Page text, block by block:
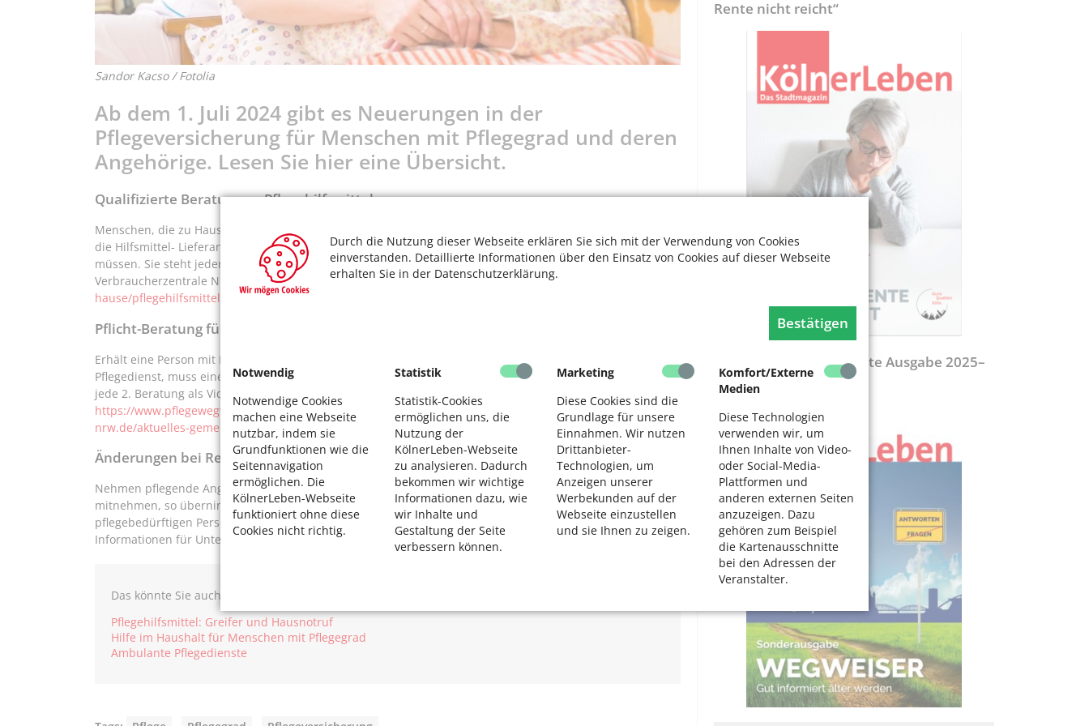
Durch die Nutzung dieser Webseite erklären Sie sich mit der Verwendung von Cookies
einverstanden. Detaillierte Informationen über den Einsatz von Cookies auf dieser Webseite
erhalten Sie in der Datenschutzerklärung.
Bestätigen
Notwendig
Notwendige Cookies
machen eine Webseite
nutzbar, indem sie
Grundfunktionen wie die
Seitennavigation
ermöglichen. Die
KölnerLeben-Webseite
funktioniert ohne diese
Cookies nicht richtig.
Statistik
Statistik-Cookies
ermöglichen uns, die
Nutzung der
KölnerLeben-Webseite
zu analysieren. Dadurch
bekommen wir wichtige
Informationen dazu, wie
wir Inhalte und
Gestaltung der Seite
verbessern können.
Marketing
Diese Cookies sind die
Grundlage für unsere
Einnahmen. Wir nutzen
Drittanbieter-
Technologien, um
Anzeigen unserer
Werbekunden auf der
Webseite einzustellen
und sie Ihnen zu zeigen.
Komfort/Externe
Medien
Diese Technologien
verwenden wir, um
Ihnen Inhalte von Video-
oder Social-Media-
Plattformen und
anderen externen Seiten
anzuzeigen. Dazu
gehören zum Beispiel
die Kartenausschnitte
bei den Adressen der
Veranstalter.
Sandor Kacso / Fotolia
Ab dem 1. Juli 2024 gibt es Neuerungen in der
Pflegeversicherung für Menschen mit Pflegegrad und deren
Angehörige. Lesen Sie hier eine Übersicht.
Qualifizierte Beratung zu Pflegehilfsmitteln
Menschen, die zu Hause leben, haben ab Pflegegrad 1 einen Anspruch auf Pflegehilfsmittel. Neu ist, dass
die Hilfsmittel- Lieferanten eine qualifizierte Beratung zu Verbrauch und geeigneten Mitteln anbieten
müssen. Sie steht jedem Bezieher von Pflegehilfsmitteln nun rechtlich zu. Infos zu Pflegehilfsmitteln der
Verbraucherzentrale NRW:
https://www.verbraucherzentrale.nrw/wissen/gesundheit-pflege/pflege-zu-
hause/pflegehilfsmittel-zum-verbrauch-diese-regeln-sollten-sie-kennen-95810
Pflicht-Beratung für Personen mit Pflegegrad per Video-Telefonie
Erhält eine Person mit Pflegegrad Pflegegeld und organisiert ihre Versorgung selbstständig ohne
Pflegedienst, muss eine regelmäßige Beratung durch den Pflegefachdienst stattfinden. Bis März 2027 kann
jede 2. Beratung als Videoberatung erfolgen. Mehr zum Thema Pflichtberatung bei Pflege Wegweiser NRW:
https://www.pflegewegweiser-nrw.de/aktuelles-pflicht-beratung-video https://www.pflegewegweiser-
nrw.de/aktuelles-gemeinsam-die-kur
.
Änderungen bei Reha und Kur für pflegende Angehörige
Nehmen pflegende Angehörige eine Reha oder eine Kur in Anspruch, bei der sie die zu pflegende Person
mitnehmen, so übernimmt die Pflegekasse die Kosten für die pflegebedingten Aufwendungen der
pflegebedürftigen Person. Lesen mehr zum Thema: Neuerungen in der Pflegeversicherung ab Juli 2024 –
Informationen für Unterstützende (alter-pflege-demenz-nrw.de)
Das könnte Sie auch interessieren:
Pflegehilfsmittel: Greifer und Hausnotruf
Hilfe im Haushalt für Menschen mit Pflegegrad
Ambulante Pflegedienste
Rente nicht reicht“
Wegweiser - Aktualisierte Ausgabe 2025–
2027